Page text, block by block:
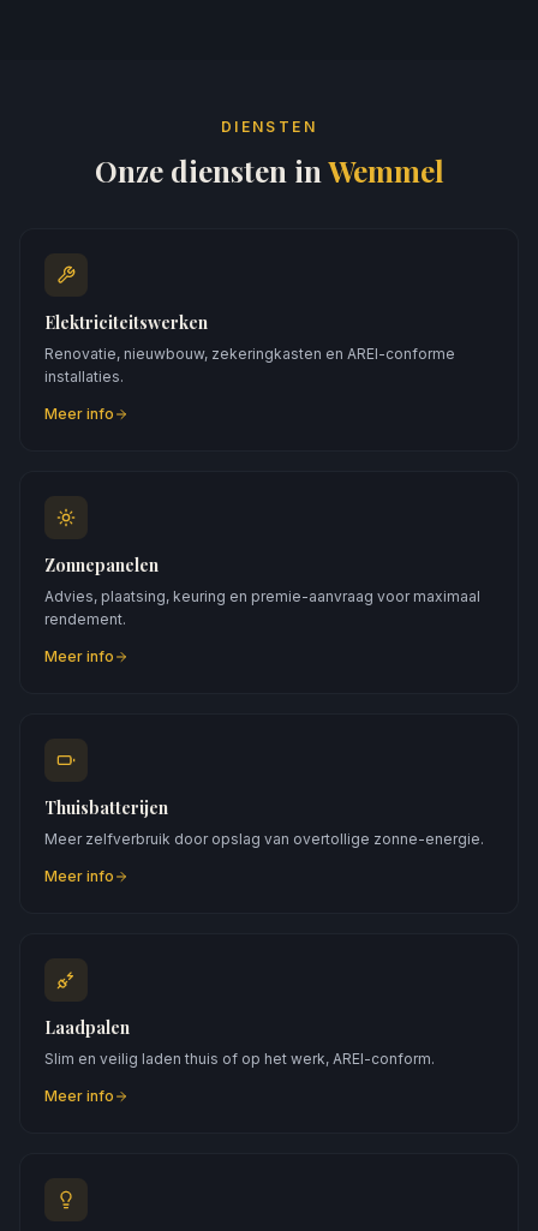
DIENSTEN
Onze diensten in Wemmel
Elektriciteitswerken
Renovatie, nieuwbouw, zekeringkasten en AREI-conforme
installaties.
Meer info
Zonnepanelen
Advies, plaatsing, keuring en premie-aanvraag voor maximaal
rendement.
Meer info
Thuisbatterijen
Meer zelfverbruik door opslag van overtollige zonne-energie.
Meer info
Laadpalen
Slim en veilig laden thuis of op het werk, AREI-conform.
Meer info